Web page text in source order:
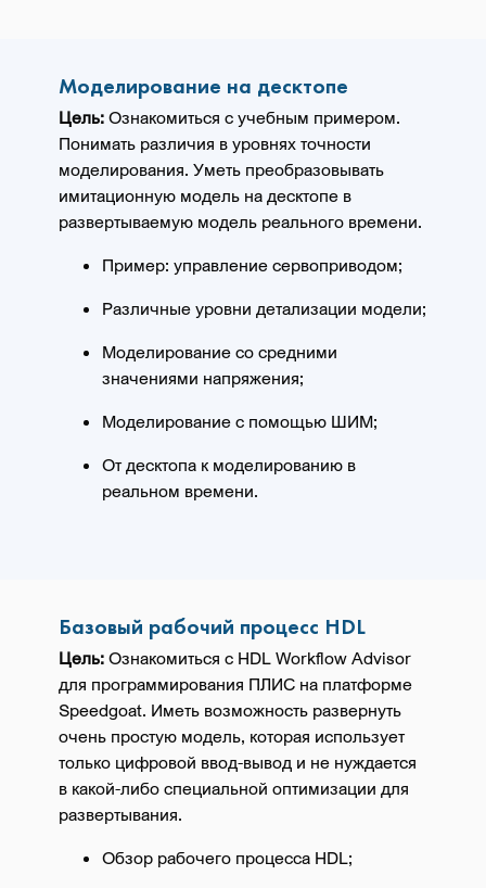
Моделирование на десктопе
Цель: Ознакомиться с учебным примером.
Понимать различия в уровнях точности
моделирования. Уметь преобразовывать
имитационную модель на десктопе в
развертываемую модель реального времени.
Пример: управление сервоприводом;
Различные уровни детализации модели;
Моделирование со средними
значениями напряжения;
Моделирование с помощью ШИМ;
От десктопа к моделированию в
реальном времени.
Базовый рабочий процесс HDL
Цель: Ознакомиться с HDL Workflow Advisor
для программирования ПЛИС на платформе
Speedgoat. Иметь возможность развернуть
очень простую модель, которая использует
только цифровой ввод-вывод и не нуждается
в какой-либо специальной оптимизации для
развертывания.
Обзор рабочего процесса HDL;